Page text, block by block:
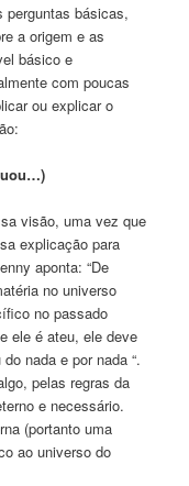
perguntas básicas,
a origem e as
básico e
com poucas
ou explicar o
visão, uma vez que
explicação para
aponta: “De
no universo
no passado
ele é ateu, ele deve
nada e por nada “.
pelas regras da
e necessário.
(portanto uma
ao universo do